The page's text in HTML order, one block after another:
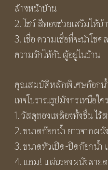
ล้างหน้าบ้าน
2. โชว์ สีทองช่วยเสริมให้บ้
3. เชื่อ ความเชื่อที่จะนำโช
ความรักให้กับผู้อยู่ในบ้าน
คุณสมบัติหลักพิเศษก๊อกน้
เทจโบราณรูปมังกรเหนือใ
1. วัสดุทองเหลืองทั้งชิ้น ไร้
2. ขนาดก๊อกน้ำ ยาวจากผนั
3. ขนาดหัวเปิด-ปิดก๊อกน้ำ
4. แถม! แผ่นรองผนังลาย